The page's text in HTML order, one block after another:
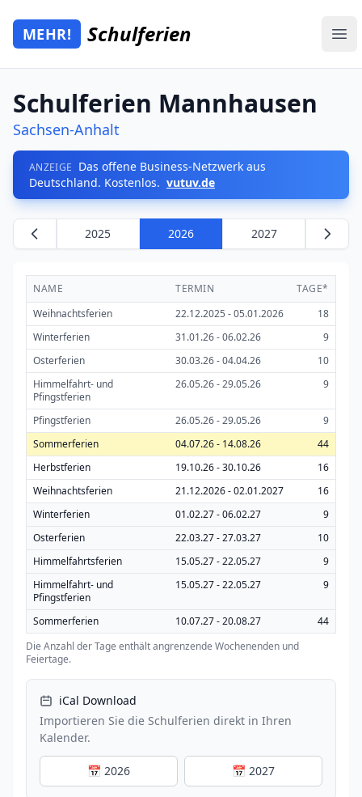
Zum Hauptinhalt springen
Mehr Schulferien
MEHR! Schulferien
Schulferien Mannhausen
Sachsen-Anhalt
ANZEIGE Das offene Business-Netzwerk aus
Deutschland. Kostenlos. vutuv.de
2025 2026 2027
NAME TERMIN
TAGE*
Weihnachtsferien
22.12.2025 - 05.01.2026
18
Winterferien
31.01.26 - 06.02.26
9
Osterferien
30.03.26 - 04.04.26
10
Himmelfahrt- und
Pfingstferien
26.05.26 - 29.05.26 9
Pfingstferien 26.05.26 - 29.05.26
9
Sommerferien
04.07.26 - 14.08.26
44
Herbstferien
19.10.26 - 30.10.26
16
Weihnachtsferien
21.12.2026 - 02.01.2027
16
Winterferien
01.02.27 - 06.02.27
9
Osterferien
22.03.27 - 27.03.27
10
Himmelfahrtsferien
15.05.27 - 22.05.27
9
Himmelfahrt- und
Pfingstferien
15.05.27 - 22.05.27 9
Sommerferien 10.07.27 - 20.08.27
44
Die Anzahl der Tage enthält angrenzende Wochenenden und
Feiertage.
iCal Download
Importieren Sie die Schulferien direkt in Ihren
Kalender.
📅 2026 📅 2027